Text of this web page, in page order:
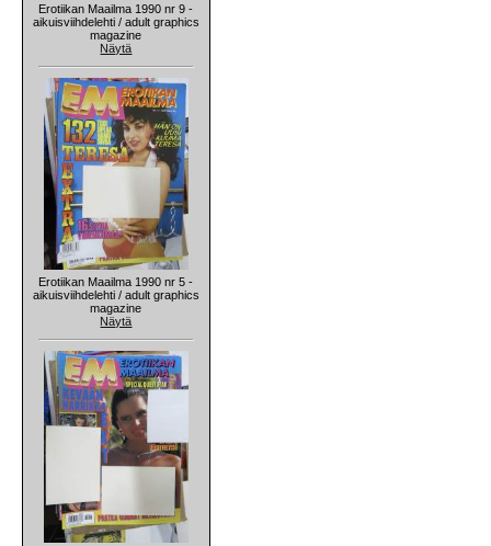
Erotiikan Maailma 1990 nr 9 -
aikuisviihdelehti / adult graphics
magazine
Näytä
Erotiikan Maailma 1990 nr 5 -
aikuisviihdelehti / adult graphics
magazine
Näytä